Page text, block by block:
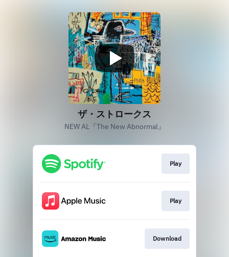
ザ・ストロークス
NEW AL『The New Abnormal』
Play
Play
Download